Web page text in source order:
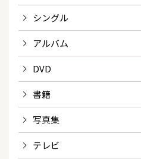
シングル
アルバム
DVD
書籍
写真集
テレビ